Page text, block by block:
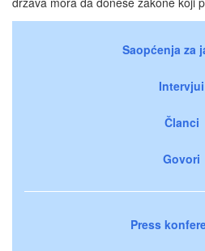
Saopćenja za
Intervjui
Članci
Govori
Press